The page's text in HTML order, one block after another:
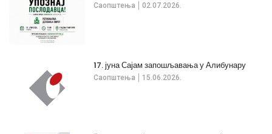
Саопштења 02.07.2026.
Саопштења 15.06.2026.
17. јуна Сајам запошљавања у Алибунару